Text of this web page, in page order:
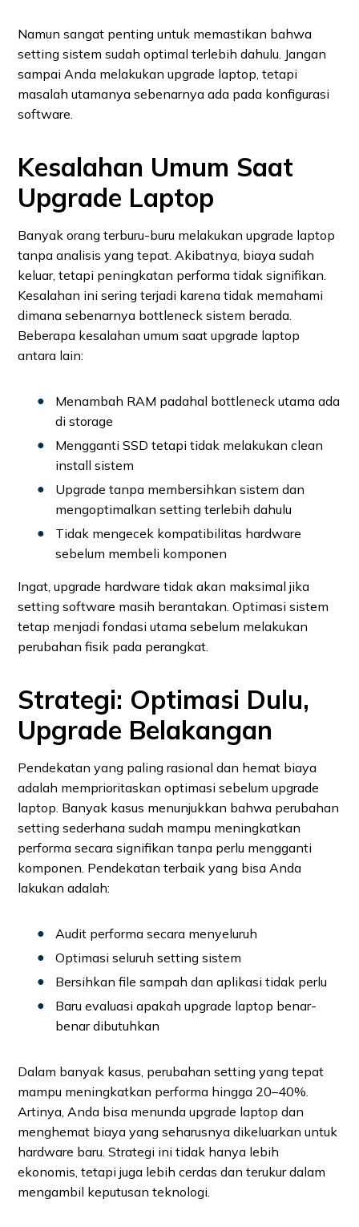
Namun sangat penting untuk memastikan bahwa
setting sistem sudah optimal terlebih dahulu. Jangan
sampai Anda melakukan upgrade laptop, tetapi
masalah utamanya sebenarnya ada pada konfigurasi
software.
Kesalahan Umum Saat
Upgrade Laptop
Banyak orang terburu-buru melakukan upgrade laptop
tanpa analisis yang tepat. Akibatnya, biaya sudah
keluar, tetapi peningkatan performa tidak signifikan.
Kesalahan ini sering terjadi karena tidak memahami
dimana sebenarnya bottleneck sistem berada.
Beberapa kesalahan umum saat upgrade laptop
antara lain:
Menambah RAM padahal bottleneck utama ada
di storage
Mengganti SSD tetapi tidak melakukan clean
install sistem
Upgrade tanpa membersihkan sistem dan
mengoptimalkan setting terlebih dahulu
Tidak mengecek kompatibilitas hardware
sebelum membeli komponen
Ingat, upgrade hardware tidak akan maksimal jika
setting software masih berantakan. Optimasi sistem
tetap menjadi fondasi utama sebelum melakukan
perubahan fisik pada perangkat.
Strategi: Optimasi Dulu,
Upgrade Belakangan
Pendekatan yang paling rasional dan hemat biaya
adalah memprioritaskan optimasi sebelum upgrade
laptop. Banyak kasus menunjukkan bahwa perubahan
setting sederhana sudah mampu meningkatkan
performa secara signifikan tanpa perlu mengganti
komponen. Pendekatan terbaik yang bisa Anda
lakukan adalah:
Audit performa secara menyeluruh
Optimasi seluruh setting sistem
Bersihkan file sampah dan aplikasi tidak perlu
Baru evaluasi apakah upgrade laptop benar-
benar dibutuhkan
Dalam banyak kasus, perubahan setting yang tepat
mampu meningkatkan performa hingga 20–40%.
Artinya, Anda bisa menunda upgrade laptop dan
menghemat biaya yang seharusnya dikeluarkan untuk
hardware baru. Strategi ini tidak hanya lebih
ekonomis, tetapi juga lebih cerdas dan terukur dalam
mengambil keputusan teknologi.